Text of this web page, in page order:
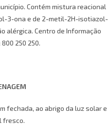
Contém mistura reacional
3-ona e de 2-metil-2H-isotiazol-
alérgica. Centro de Informação
250 250.
fechada, ao abrigo da luz solar e
fresco.